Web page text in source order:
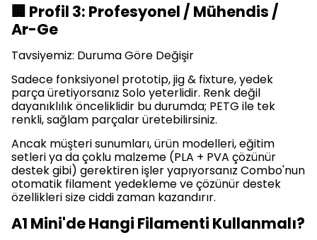
🏢 Profil 3: Profesyonel / Mühendis /
Ar-Ge
Tavsiyemiz: Duruma Göre Değişir
Sadece fonksiyonel prototip, jig & fixture, yedek
parça üretiyorsanız Solo yeterlidir. Renk değil
dayanıklılık önceliklidir bu durumda; PETG ile tek
renkli, sağlam parçalar üretebilirsiniz.
Ancak müşteri sunumları, ürün modelleri, eğitim
setleri ya da çoklu malzeme (PLA + PVA çözünür
destek gibi) gerektiren işler yapıyorsanız Combo'nun
otomatik filament yedekleme ve çözünür destek
özellikleri size ciddi zaman kazandırır.
A1 Mini'de Hangi Filamenti Kullanmalı?